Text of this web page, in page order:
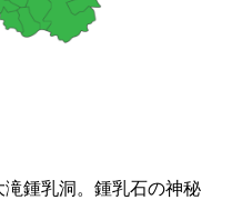
鍾乳洞。鍾乳石の神秘